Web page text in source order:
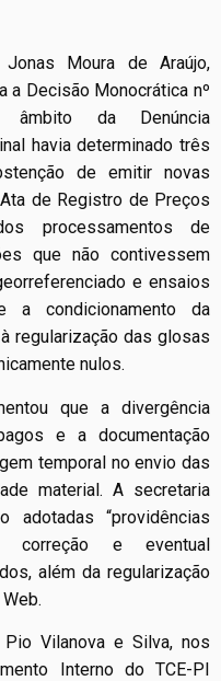
Moura de Araújo,
a Decisão Monocrática nº
âmbito da Denúncia
havia determinado três
de emitir novas
de Registro de Preços
processamentos de
que não contivessem
e ensaios
a condicionamento da
regularização das glosas
nulos.
que a divergência
e a documentação
temporal no envio das
material. A secretaria
adotadas “providências
correção e eventual
além da regularização
Vilanova e Silva, nos
Interno do TCE-PI